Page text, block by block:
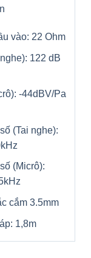
vào: 22 Ohm
122 dB
-44dBV/Pa
(Tai nghe):
(Micrô):
cắm 3.5mm
1,8m